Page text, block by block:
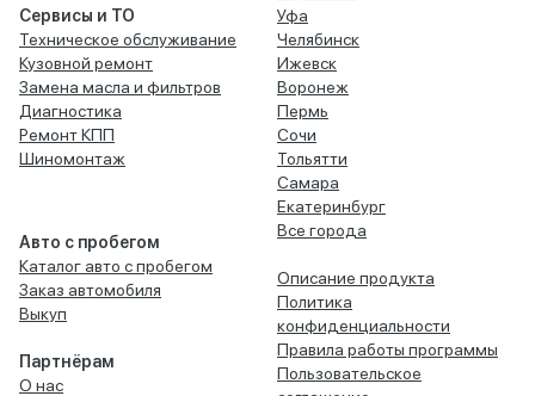
Сервисы и ТО
Техническое обслуживание
Кузовной ремонт
Замена масла и фильтров
Диагностика
Ремонт КПП
Шиномонтаж
Авто с пробегом
Каталог авто с пробегом
Заказ автомобиля
Выкуп
Партнёрам
О нас
Уфа
Челябинск
Ижевск
Воронеж
Пермь
Сочи
Тольятти
Самара
Екатеринбург
Все города
Описание продукта
Политика
конфиденциальности
Правила работы программы
Пользовательское